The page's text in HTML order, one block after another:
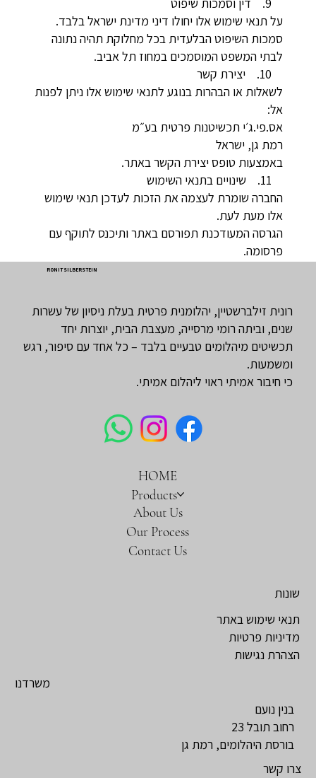
על תנאי שימוש אלו יחולו דיני מדינת ישראל בלבד.
סמכות השיפוט הבלעדית בכל מחלוקת תהיה נתונה
לבתי המשפט המוסמכים במחוז תל אביב.
לשאלות או הבהרות בנוגע לתנאי שימוש אלו ניתן לפנות
אל:
אס.פי.ג׳י תכשיטנות פרטית בע״מ
רמת גן, ישראל
באמצעות טופס יצירת הקשר באתר.
החברה שומרת לעצמה את הזכות לעדכן תנאי שימוש
אלו מעת לעת.
הגרסה המעודכנת תפורסם באתר ותיכנס לתוקף עם
פרסומה.
RONIT SILBERSTEIN
רונית זילברשטיין, יהלומנית פרטית בעלת ניסיון של עשרות
שנים, וביתה רומי מרסייה, מעצבת הבית, יוצרות יחד
תכשיטים מיהלומים טבעיים בלבד – כל אחד עם סיפור, רגש
ומשמעות.
כי חיבור אמיתי ראוי ליהלום אמיתי.
HOME
Products
About Us
Our Process
Contact Us
שונות
תנאי שימוש באתר
מדיניות פרטיות
הצהרת נגישות
משרדנו
בנין נועם
רחוב תובל 23
בורסת היהלומים, רמת גן
צרו קשר